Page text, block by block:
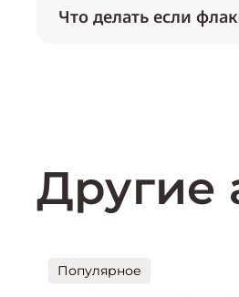
Что делать если
Другие
Популярное